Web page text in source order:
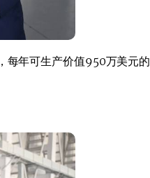
每年可生产价值950万美元的